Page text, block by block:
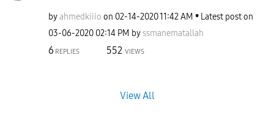
byahmedkiiio on ‎02-14-202011:42 AM
Latest post on
‎03-06-2020 02:14 PM byssmanematallah
6 REPLIES 552 VIEWS
View All